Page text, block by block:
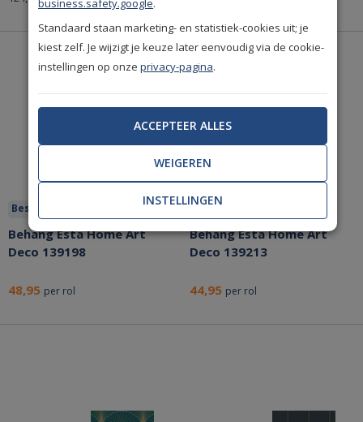
Bespaar nu!
Behang Esta Home Art
Deco 139198
48,95 per rol
Bespaar nu!
Behang Esta Home Art
Deco 139213
44,95 per rol
business.safety.google.
Standaard staan marketing- en statistiek-cookies uit; je
kiest zelf. Je wijzigt je keuze later eenvoudig via de cookie-
instellingen op onzeprivacy-pagina.
ACCEPTEER ALLES
WEIGEREN
INSTELLINGEN